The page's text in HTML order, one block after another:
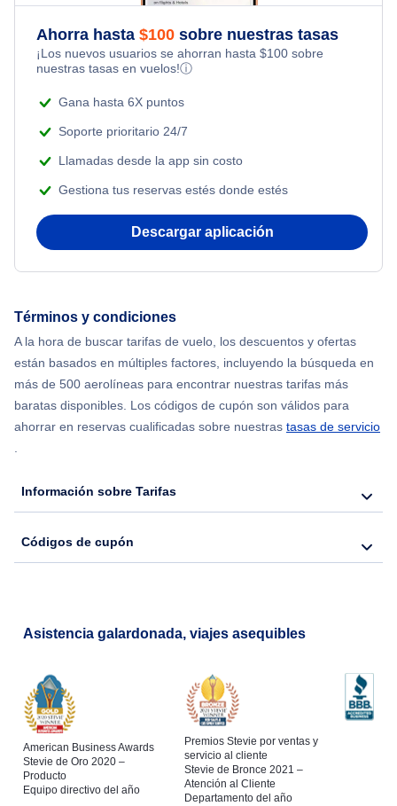
Flights Under $49
Flights Under $99
Flights Under $199
Flights from Nueva York to Milán
Flights from Nueva York to Estanbul
Flights from Nueva York to Atenas
Flights from Shanghai to Nueva York
Flights from Delhi to Nueva York
Flights from Chicago to Delhi
Flights from Nueva York to Hong Kong
Flights from Nueva York to Lisboa
Romantic Vacations
Adventure Vacations
Beach Vacations
Ahorra hasta $100 sobre nuestras tasas
¡Los nuevos usuarios se ahorran hasta $100 sobre
nuestras tasas en vuelos!ⓘ
Gana hasta 6X puntos
Soporte prioritario 24/7
Llamadas desde la app sin costo
Gestiona tus reservas estés donde estés
Descargar aplicación
Términos y condiciones
A la hora de buscar tarifas de vuelo, los descuentos y ofertas
están basados en múltiples factores, incluyendo la búsqueda en
más de 500 aerolíneas para encontrar nuestras tarifas más
baratas disponibles. Los códigos de cupón son válidos para
ahorrar en reservas cualificadas sobre nuestras tasas de servicio
.
Información sobre Tarifas
Códigos de cupón
Asistencia galardonada, viajes asequibles
American Business Awards
Stevie de Oro 2020 –
Producto
Equipo directivo del año
Premios Stevie por ventas y
servicio al cliente
Stevie de Bronce 2021 –
Atención al Cliente
Departamento del año